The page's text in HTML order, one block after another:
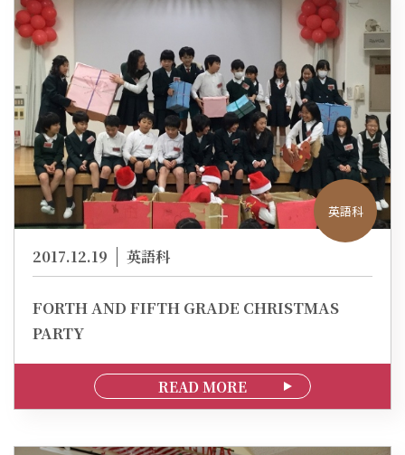
英語科
2017.12.19 英語科
FORTH AND FIFTH GRADE CHRISTMAS
PARTY
READ MORE